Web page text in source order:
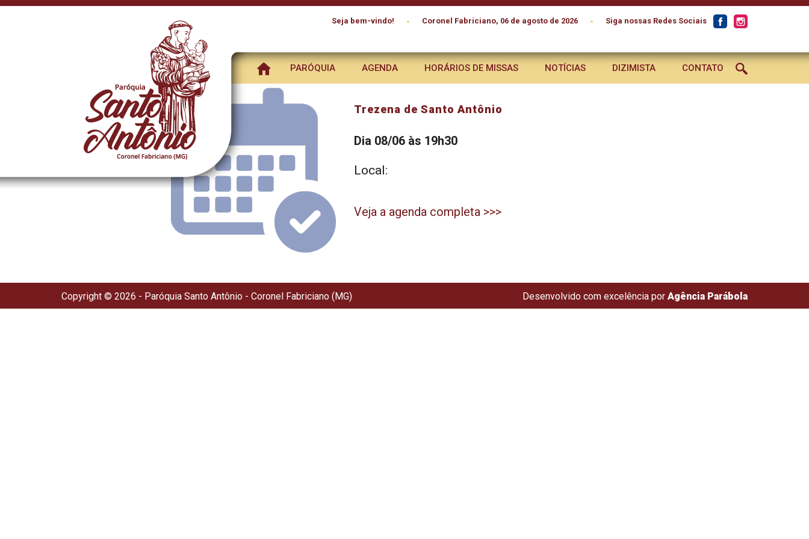
Seja bem-vindo! • Coronel Fabriciano, 06 de agosto de 2026 • Siga nossas Redes Sociais
PARÓQUIA AGENDA HORÁRIOS DE MISSAS NOTÍCIAS DIZIMISTA CONTATO
Trezena de Santo Antônio
Dia 08/06 às 19h30
Local:
Veja a agenda completa >>>
Copyright © 2026 - Paróquia Santo Antônio - Coronel Fabriciano (MG) Desenvolvido com excelência por Agência Parábola